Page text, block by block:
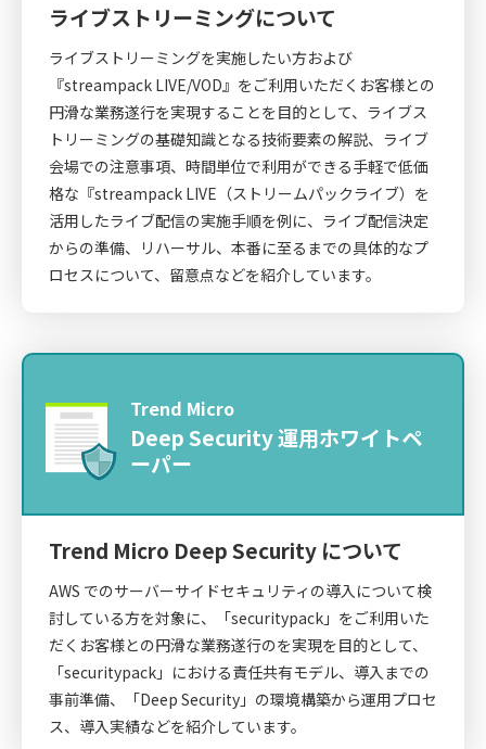
ライブストリーミングについて
ライブストリーミングを実施したい方および
『streampack LIVE/VOD』をご利用いただくお客様との
円滑な業務遂行を実現することを目的として、ライブス
トリーミングの基礎知識となる技術要素の解説、ライブ
会場での注意事項、時間単位で利用ができる手軽で低価
格な『streampack LIVE（ストリームパックライブ）を
活用したライブ配信の実施手順を例に、ライブ配信決定
からの準備、リハーサル、本番に至るまでの具体的なプ
ロセスについて、留意点などを紹介しています。
Trend Micro
Deep Security 運用ホワイトペ
ーパー
Trend Micro Deep Security について
AWS でのサーバーサイドセキュリティの導入について検
討している方を対象に、「securitypack」をご利用いた
だくお客様との円滑な業務遂行のを実現を目的として、
「securitypack」における責任共有モデル、導入までの
事前準備、「Deep Security」の環境構築から運用プロセ
ス、導入実績などを紹介しています。